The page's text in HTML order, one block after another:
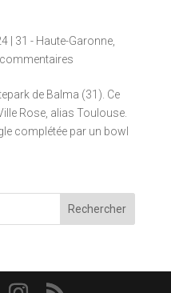
| 31 - Haute-Garonne,
de Balma (31). Ce
Rose, alias Toulouse.
complétée par un bowl
Rechercher